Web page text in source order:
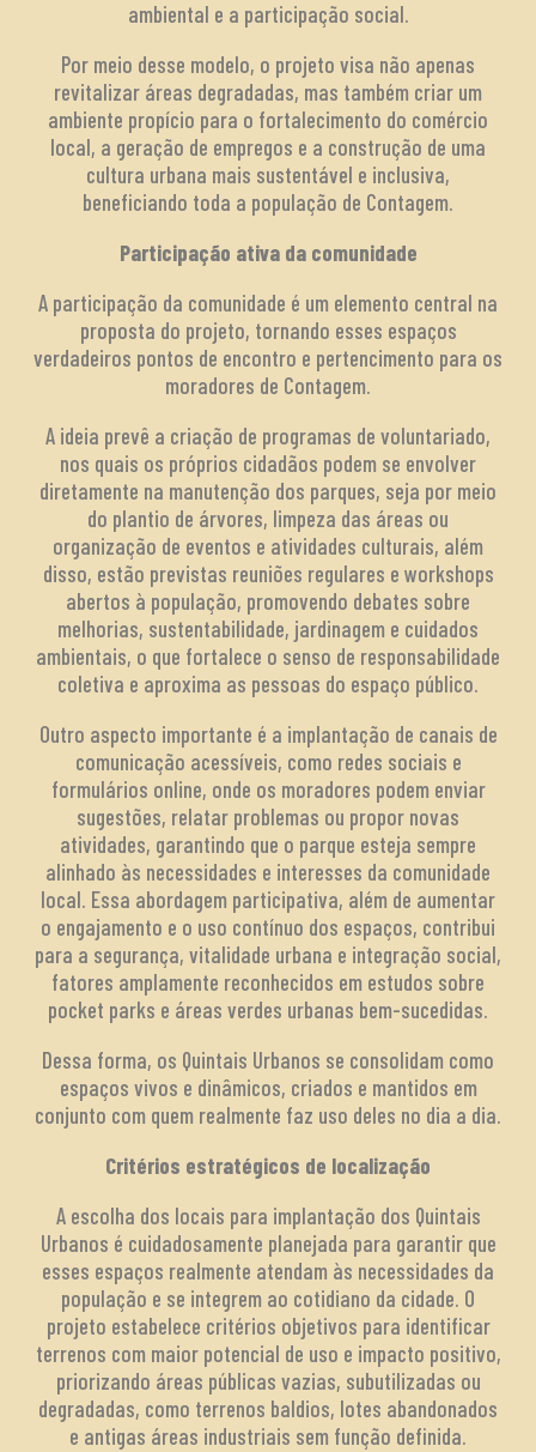
ambiental e a participação social.
Por meio desse modelo, o projeto visa não apenas
revitalizar áreas degradadas, mas também criar um
ambiente propício para o fortalecimento do comércio
local, a geração de empregos e a construção de uma
cultura urbana mais sustentável e inclusiva,
beneficiando toda a população de Contagem.
Participação ativa da comunidade
A participação da comunidade é um elemento central na
proposta do projeto, tornando esses espaços
verdadeiros pontos de encontro e pertencimento para os
moradores de Contagem.
A ideia prevê a criação de programas de voluntariado,
nos quais os próprios cidadãos podem se envolver
diretamente na manutenção dos parques, seja por meio
do plantio de árvores, limpeza das áreas ou
organização de eventos e atividades culturais, além
disso, estão previstas reuniões regulares e workshops
abertos à população, promovendo debates sobre
melhorias, sustentabilidade, jardinagem e cuidados
ambientais, o que fortalece o senso de responsabilidade
coletiva e aproxima as pessoas do espaço público.
Outro aspecto importante é a implantação de canais de
comunicação acessíveis, como redes sociais e
formulários online, onde os moradores podem enviar
sugestões, relatar problemas ou propor novas
atividades, garantindo que o parque esteja sempre
alinhado às necessidades e interesses da comunidade
local. Essa abordagem participativa, além de aumentar
o engajamento e o uso contínuo dos espaços, contribui
para a segurança, vitalidade urbana e integração social,
fatores amplamente reconhecidos em estudos sobre
pocket parks e áreas verdes urbanas bem-sucedidas.
Dessa forma, os Quintais Urbanos se consolidam como
espaços vivos e dinâmicos, criados e mantidos em
conjunto com quem realmente faz uso deles no dia a dia.
Critérios estratégicos de localização
A escolha dos locais para implantação dos Quintais
Urbanos é cuidadosamente planejada para garantir que
esses espaços realmente atendam às necessidades da
população e se integrem ao cotidiano da cidade. O
projeto estabelece critérios objetivos para identificar
terrenos com maior potencial de uso e impacto positivo,
priorizando áreas públicas vazias, subutilizadas ou
degradadas, como terrenos baldios, lotes abandonados
e antigas áreas industriais sem função definida.